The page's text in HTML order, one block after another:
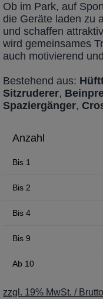
Ob im Park, auf
die Geräte laden zu
und schaffen
wird gemeinsames
auch motivierend
Bestehend aus:
Sitzruderer,
Spaziergänger,
Anzahl
Bis 1
Bis2
Bis4
Bis9
Ab 10
zzgl. 19% MwSt. /